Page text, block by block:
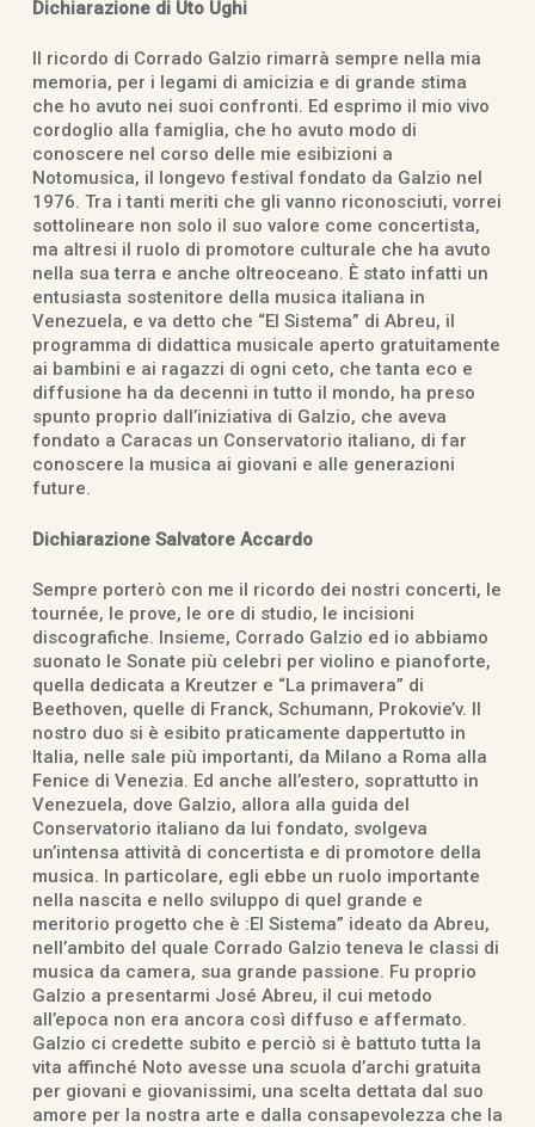
Dichiarazione di Uto Ughi
Il ricordo di Corrado Galzio rimarrà sempre nella mia
memoria, per i legami di amicizia e di grande stima
che ho avuto nei suoi confronti. Ed esprimo il mio vivo
cordoglio alla famiglia, che ho avuto modo di
conoscere nel corso delle mie esibizioni a
Notomusica, il longevo festival fondato da Galzio nel
1976. Tra i tanti meriti che gli vanno riconosciuti, vorrei
sottolineare non solo il suo valore come concertista,
ma altresi il ruolo di promotore culturale che ha avuto
nella sua terra e anche oltreoceano. È stato infatti un
entusiasta sostenitore della musica italiana in
Venezuela, e va detto che “El Sistema” di Abreu, il
programma di didattica musicale aperto gratuitamente
ai bambini e ai ragazzi di ogni ceto, che tanta eco e
diffusione ha da decenni in tutto il mondo, ha preso
spunto proprio dall’iniziativa di Galzio, che aveva
fondato a Caracas un Conservatorio italiano, di far
conoscere la musica ai giovani e alle generazioni
future.
Dichiarazione Salvatore Accardo
Sempre porterò con me il ricordo dei nostri concerti, le
tournée, le prove, le ore di studio, le incisioni
discografiche. Insieme, Corrado Galzio ed io abbiamo
suonato le Sonate più celebri per violino e pianoforte,
quella dedicata a Kreutzer e “La primavera” di
Beethoven, quelle di Franck, Schumann, Prokovie’v. Il
nostro duo si è esibito praticamente dappertutto in
Italia, nelle sale più importanti, da Milano a Roma alla
Fenice di Venezia. Ed anche all’estero, soprattutto in
Venezuela, dove Galzio, allora alla guida del
Conservatorio italiano da lui fondato, svolgeva
un’intensa attività di concertista e di promotore della
musica. In particolare, egli ebbe un ruolo importante
nella nascita e nello sviluppo di quel grande e
meritorio progetto che è :El Sistema” ideato da Abreu,
nell’ambito del quale Corrado Galzio teneva le classi di
musica da camera, sua grande passione. Fu proprio
Galzio a presentarmi José Abreu, il cui metodo
all’epoca non era ancora così diffuso e affermato.
Galzio ci credette subito e perciò si è battuto tutta la
vita affinché Noto avesse una scuola d’archi gratuita
per giovani e giovanissimi, una scelta dettata dal suo
amore per la nostra arte e dalla consapevolezza che la